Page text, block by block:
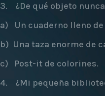
3. ¿De qué objeto
a) Un cuaderno lleno de
b) Una taza enorme de
c) Post-it de colorines.
4. ¿Mi pequeña